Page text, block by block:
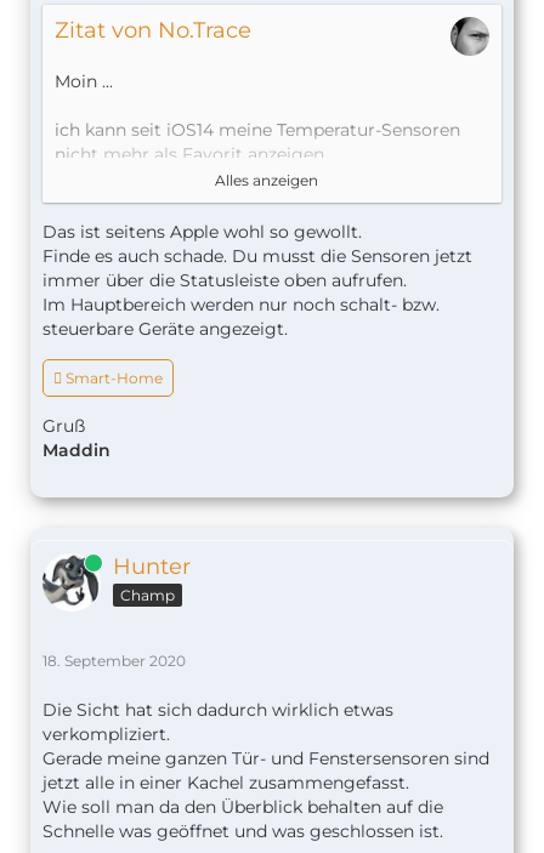
Zitat von No.Trace
Moin ...
ich kann seit iOS14 meine Temperatur-Sensoren
nicht mehr als Favorit anzeigen.
CU Kai
Alles anzeigen
Das ist seitens Apple wohl so gewollt.
Finde es auch schade. Du musst die Sensoren jetzt
immer über die Statusleiste oben aufrufen.
Im Hauptbereich werden nur noch schalt- bzw.
steuerbare Geräte angezeigt.
 Smart-Home
Gruß
Maddin
Online Hunter
Champ
18. September 2020
Die Sicht hat sich dadurch wirklich etwas
verkompliziert.
Gerade meine ganzen Tür- und Fenstersensoren sind
jetzt alle in einer Kachel zusammengefasst.
Wie soll man da den Überblick behalten auf die
Schnelle was geöffnet und was geschlossen ist.